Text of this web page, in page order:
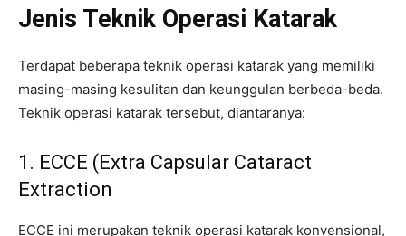
Jenis Teknik Operasi Katarak
Terdapat beberapa teknik operasi katarak yang memiliki
masing-masing kesulitan dan keunggulan berbeda-beda.
Teknik operasi katarak tersebut, diantaranya:
1. ECCE (Extra Capsular Cataract
Extraction
ECCE ini merupakan teknik operasi katarak konvensional,